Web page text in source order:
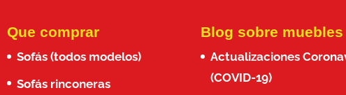
Que comprar
Sofás (todos modelos)
Sofás rinconeras
Blog sobre muebles
Actualizaciones
(COVID-19)